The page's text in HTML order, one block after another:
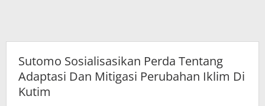
Sutomo Sosialisasikan Perda Tentang
Adaptasi Dan Mitigasi Perubahan Iklim Di
Kutim